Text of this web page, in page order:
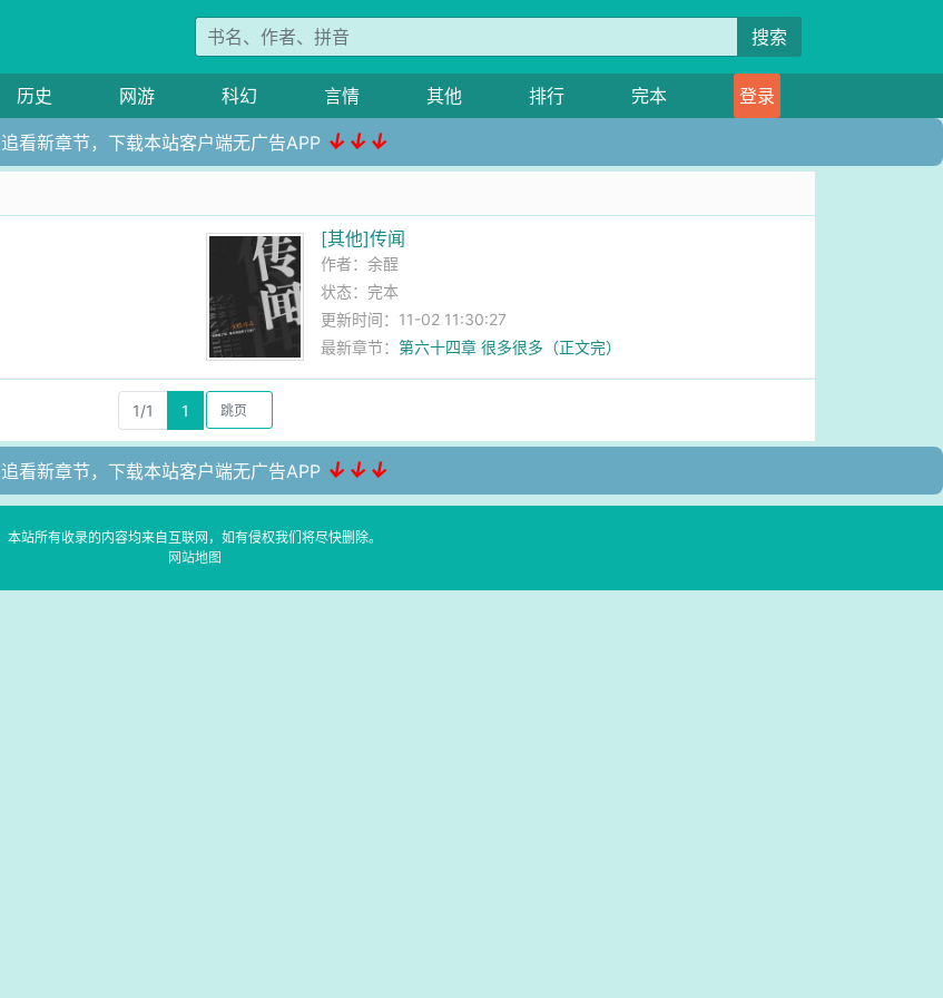
搜索
历史 网游 科幻 言情 其他 排行 完本 登录
追看新章节，下载本站客户端无广告APP ↓↓↓
[其他]传闻
作者： 余酲
状态：完本
更新时间：11-02 11:30:27
最新章节： 第六十四章 很多很多（正文完）
1/1 1
追看新章节，下载本站客户端无广告APP ↓↓↓
本站所有收录的内容均来自互联网，如有侵权我们将尽快删除。
网站地图